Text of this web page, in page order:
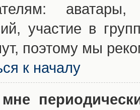
участие в
поэтому мы
к началу